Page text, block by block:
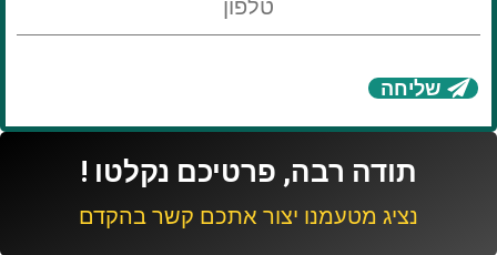
שליחה
תודה רבה, פרטיכם נקלטו !
נציג מטעמנו יצור אתכם קשר בהקדם